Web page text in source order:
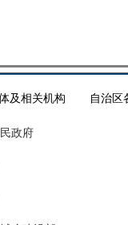
及相关机构 自治区
政府